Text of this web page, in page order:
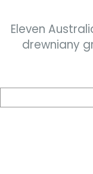
Eleven
drewniany